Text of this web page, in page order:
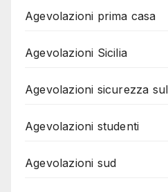
Agevolazioni prima casa
Agevolazioni Sicilia
Agevolazioni sicurezza
Agevolazioni studenti
Agevolazioni sud